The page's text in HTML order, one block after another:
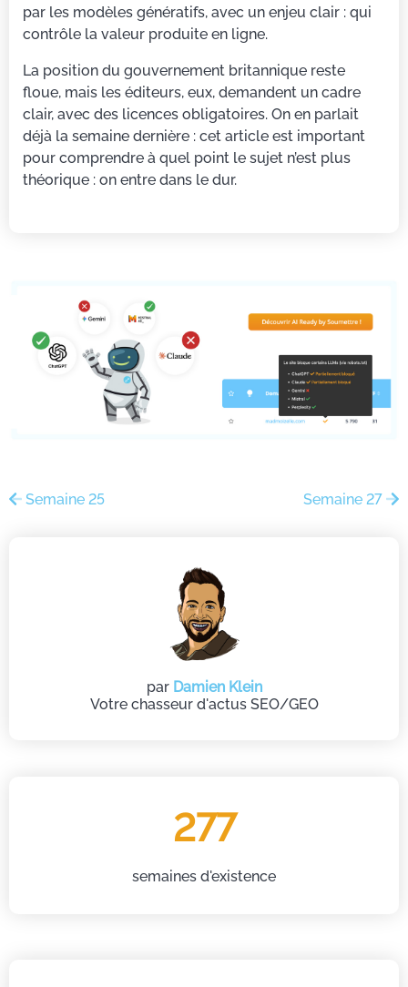
par les modèles génératifs, avec un enjeu clair : qui
contrôle la valeur produite en ligne.
La position du gouvernement britannique reste
floue, mais les éditeurs, eux, demandent un cadre
clair, avec des licences obligatoires. On en parlait
déjà la semaine dernière : cet article est important
pour comprendre à quel point le sujet n’est plus
théorique : on entre dans le dur.
Semaine 25 Semaine 27
par Damien Klein
Votre chasseur d'actus SEO/GEO
277
semaines d'existence